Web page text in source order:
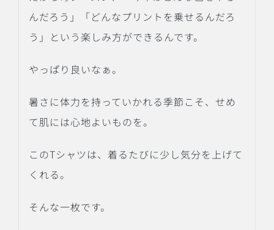
んだろう」「どんなプリントを乗せるんだろ
う」という楽しみ方ができるんです。
やっぱり良いなぁ。
暑さに体力を持っていかれる季節こそ、せめ
て肌には心地よいものを。
このTシャツは、着るたびに少し気分を上げて
くれる。
そんな一枚です。